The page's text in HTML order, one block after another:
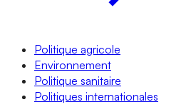
Politique agricole
Environnement
Politique sanitaire
Politiques internationales